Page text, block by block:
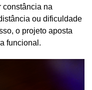
constância na
ou dificuldade
o projeto aposta
funcional.